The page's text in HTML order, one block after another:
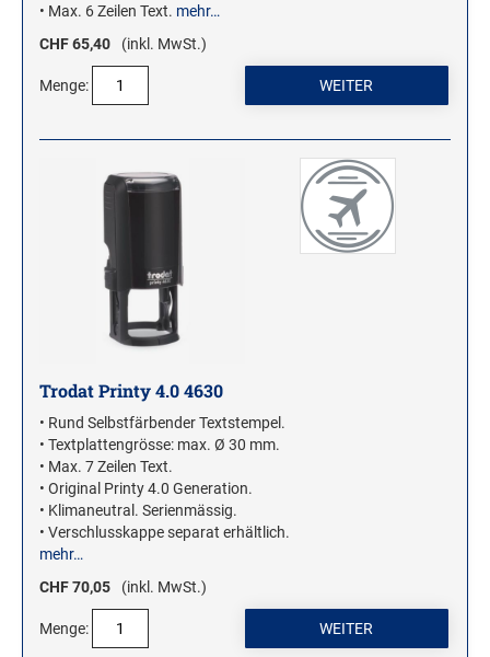
• Max. 6 Zeilen Text. mehr…
CHF 65,40
(inkl. MwSt.)
Menge:
Trodat Printy 4.0 4630
• Rund Selbstfärbender Textstempel.
• Textplattengrösse: max. Ø 30 mm.
• Max. 7 Zeilen Text.
• Original Printy 4.0 Generation.
• Klimaneutral. Serienmässig.
• Verschlusskappe separat erhältlich.
mehr…
CHF 70,05
(inkl. MwSt.)
Menge: